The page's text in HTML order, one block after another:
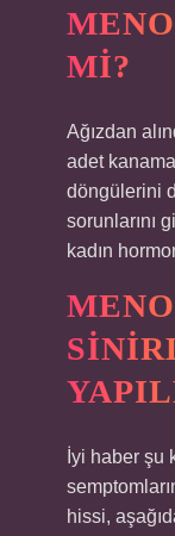
MI?
Ağızdan
adet
döngülerini
sorunlarını
kadın
İyi haber şu
hissi,